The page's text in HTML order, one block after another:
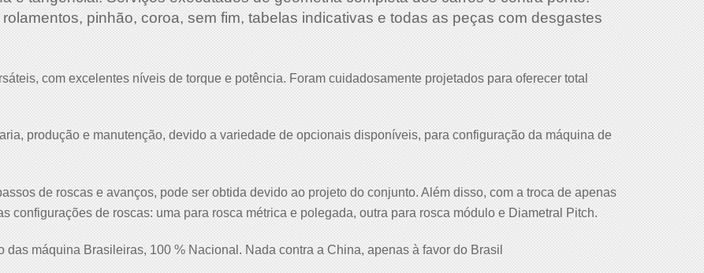
pinhão, coroa, sem fim, tabelas indicativas e todas as peças com desgastes
com excelentes níveis de torque e potência. Foram cuidadosamente projetados para oferecer total
produção e manutenção, devido a variedade de opcionais disponíveis, para configuração da máquina de
de roscas e avanços, pode ser obtida devido ao projeto do conjunto. Além disso, com a troca de apenas
configurações de roscas: uma para rosca métrica e polegada, outra para rosca módulo e Diametral Pitch.
máquina Brasileiras, 100 % Nacional. Nada contra a China, apenas à favor do Brasil